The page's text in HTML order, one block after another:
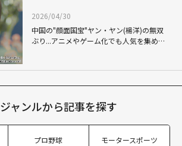
2026/04/30
中国の"顔面国宝"ヤン・ヤン(楊洋)の無双
ぶり...アニメやゲーム化でも人気を集め
ジャンルから記事を探す
プロ野球 モータースポーツ